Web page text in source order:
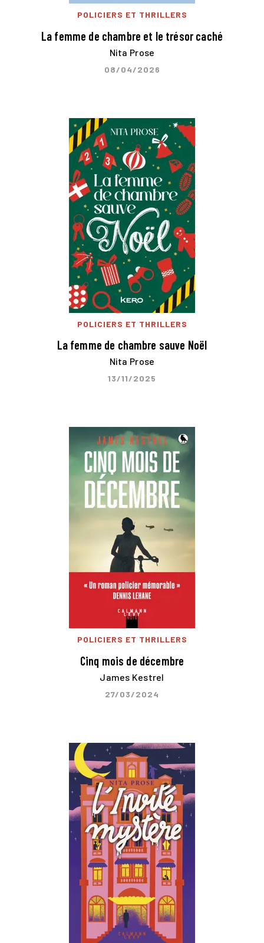
POLICIERS ET THRILLERS
La femme de chambre et le trésor caché
Nita Prose
08/04/2026
POLICIERS ET THRILLERS
La femme de chambre sauve Noël
Nita Prose
13/11/2025
POLICIERS ET THRILLERS
Cinq mois de décembre
James Kestrel
27/03/2024